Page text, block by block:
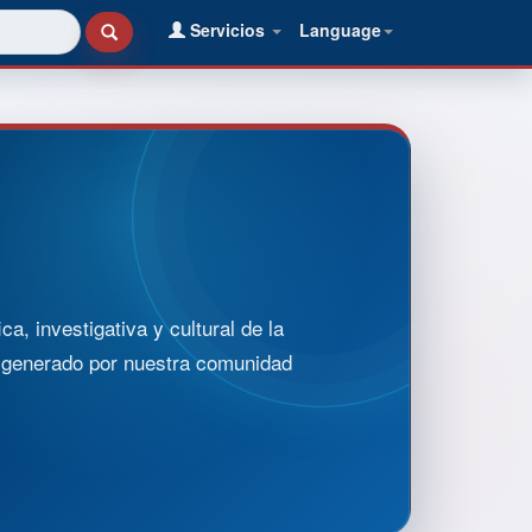
Language
Servicios
investigativa y cultural de la
por nuestra comunidad